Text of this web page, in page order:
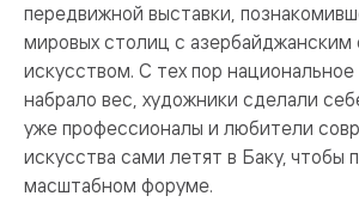
передвижной выставки,
мировых столиц с
искусством. С тех пор национальное
набрало вес, художники сделали
уже профессионалы и любители
искусства сами летят в Баку, чтобы
масштабном форуме.